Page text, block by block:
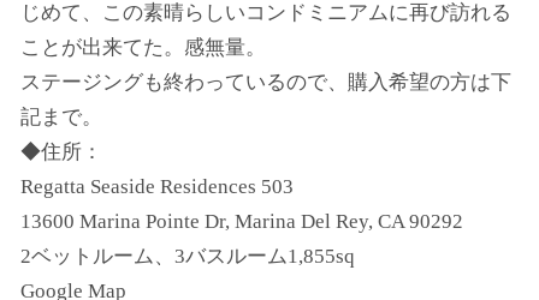
じめて、この素晴らしいコンドミニアムに再び訪れる
ことが出来てた。感無量。
ステージングも終わっているので、購入希望の方は下
記まで。
◆住所：
Regatta Seaside Residences 503
13600 Marina Pointe Dr, Marina Del Rey, CA 90292
2ベットルーム、3バスルーム1,855sq
Google Map